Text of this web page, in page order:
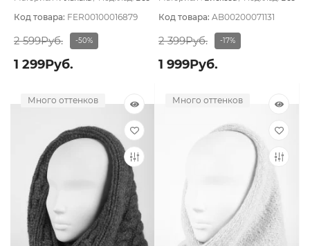
Код товара: FER00100016879
2 599Руб. -50%
1 299Руб.
Код товара: AB00200071131
2 399Руб. -17%
1 999Руб.
Много оттенков Много оттенков